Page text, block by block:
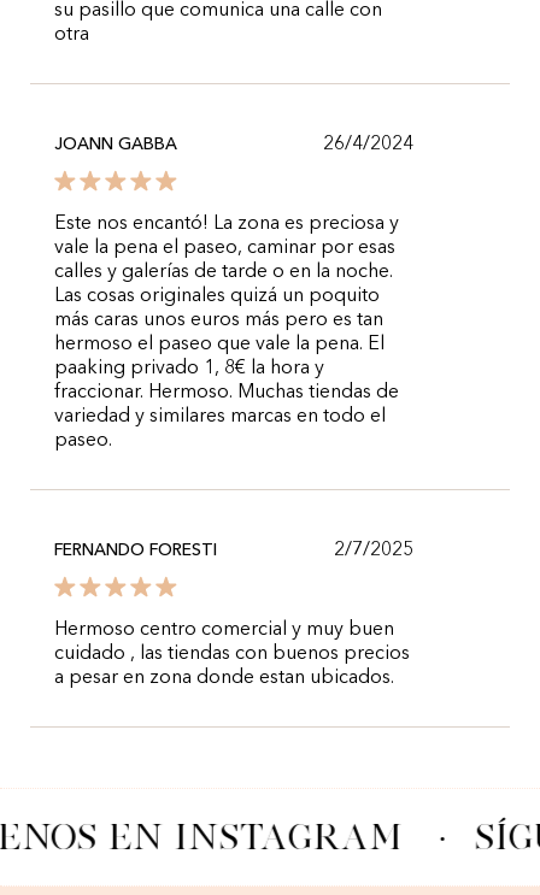
su pasillo que comunica una calle con
otra
JOANN GABBA 26/4/2024
Este nos encantó! La zona es preciosa y
vale la pena el paseo, caminar por esas
calles y galerías de tarde o en la noche.
Las cosas originales quizá un poquito
más caras unos euros más pero es tan
hermoso el paseo que vale la pena. El
paaking privado 1, 8€ la hora y
fraccionar. Hermoso. Muchas tiendas de
variedad y similares marcas en todo el
paseo.
FERNANDO FORESTI 2/7/2025
Hermoso centro comercial y muy buen
cuidado , las tiendas con buenos precios
a pesar en zona donde estan ubicados.
EN INSTAGRAM ·